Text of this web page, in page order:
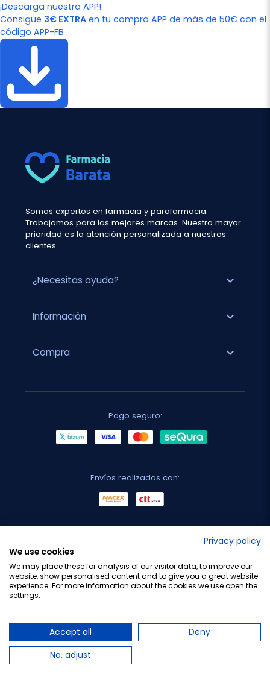
¡Descarga nuestra APP!
Consigue 3€ EXTRA en tu compra APP de más de 50€ con el
código APP-FB
Somos expertos en farmacia y parafarmacia.
Trabajamos para las mejores marcas. Nuestra mayor
prioridad es la atención personalizada a nuestros
clientes.
¿Necesitas ayuda? expand_more
Información expand_more
Compra expand_more
Pago seguro:
Envíos realizados con:
Privacy policy
We use cookies
We may place these for analysis of our visitor data, to improve our
website, show personalised content and to give you a great website
experience. For more information about the cookies we use open the
settings.
Accept all
Deny
No, adjust